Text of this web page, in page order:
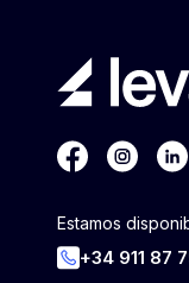
Estamos
+34 911 87